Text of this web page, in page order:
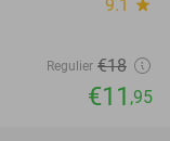
9.1 star
Regulier €18
€11 ,95